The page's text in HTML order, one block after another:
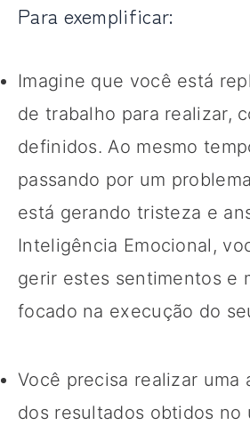
Para exemplificar:
Imagine que você está
de trabalho para realizar,
definidos. Ao mesmo
passando por um
está gerando tristeza e
Inteligência Emocional,
gerir estes sentimentos e
focado na execução do
Você precisa realizar uma
dos resultados obtidos no